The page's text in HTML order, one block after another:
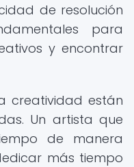
de resolución
para
y encontrar
creatividad están
Un artista que
de manera
más tiempo